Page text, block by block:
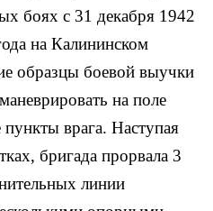
боях с 31 декабря 1942
на Калининском
образцы боевой выучки
на поле
врага. Наступая
бригада прорвала 3
линии